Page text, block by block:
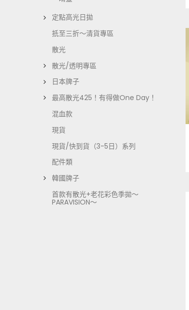
定點高光日拋
扺至三折～清貨專區
散光
散光/透明專區
日本牌子
最高散光425！有得做One Day！
混血款
現貨
現貨/快到貨（3-5日）系列
配件類
韓國牌子
首款有散光+老花彩色季拋～
PARAVISION～